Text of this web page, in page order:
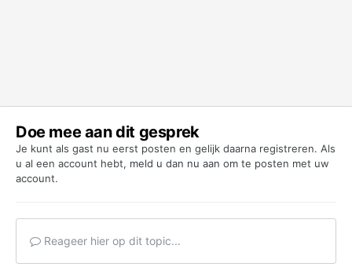
Doe mee aan dit gesprek
Je kunt als gast nu eerst posten en gelijk daarna registreren. Als
u al een account hebt, meld u dan nu aan om te posten met uw
account.
Reageer hier op dit topic...